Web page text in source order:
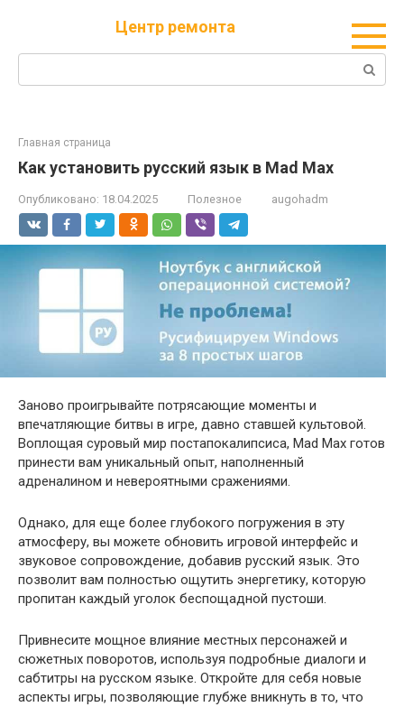
Центр ремонта
Поиск:
Главная страница
Как установить русский язык в Mad Max
Опубликовано: 18.04.2025 Полезное augohadm
Заново проигрывайте потрясающие моменты и
впечатляющие битвы в игре, давно ставшей культовой.
Воплощая суровый мир постапокалипсиса, Mad Max готов
принести вам уникальный опыт, наполненный
адреналином и невероятными сражениями.
Однако, для еще более глубокого погружения в эту
атмосферу, вы можете обновить игровой интерфейс и
звуковое сопровождение, добавив русский язык. Это
позволит вам полностью ощутить энергетику, которую
пропитан каждый уголок беспощадной пустоши.
Привнесите мощное влияние местных персонажей и
сюжетных поворотов, используя подробные диалоги и
сабтитры на русском языке. Откройте для себя новые
аспекты игры, позволяющие глубже вникнуть в то, что